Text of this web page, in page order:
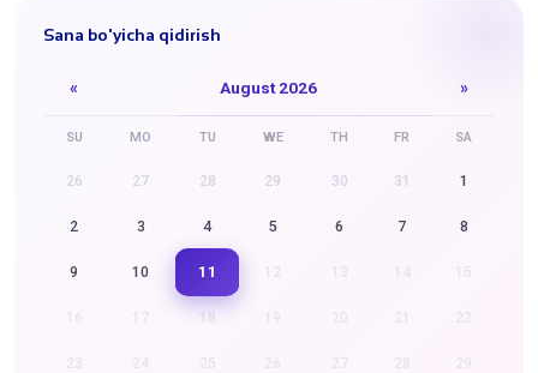
Sana bo'yicha qidirish
« August 2026 »
SU MO TU WE TH FR SA
26 27 28 29 30 31 1
2 3 4 5 6 7 8
9 10 11 15
18 21 22
27 28 29